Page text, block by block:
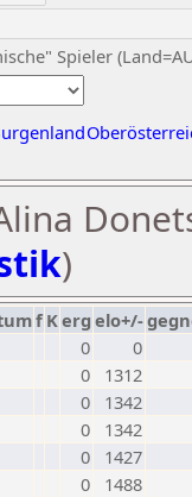
Spieler
)
f Kerg elo+/-
0
0
0
1312
0
1342
0
1342
0
1427
0
1488